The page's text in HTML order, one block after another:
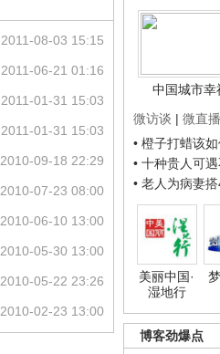
中国城市幸
微访谈 | 微直播
• 橙子打蜡该如
• 十种贵人可
• 老人为病妻
美丽中国·
湿地行
博客劲爆点
2011-08-03 15:15
2011-06-21 01:16
2011-01-31 15:03
2011-01-31 15:03
2010-09-18 22:29
2010-07-23 08:00
2010-06-10 13:00
2010-05-30 13:00
2010-05-22 23:26
2010-02-23 13:00